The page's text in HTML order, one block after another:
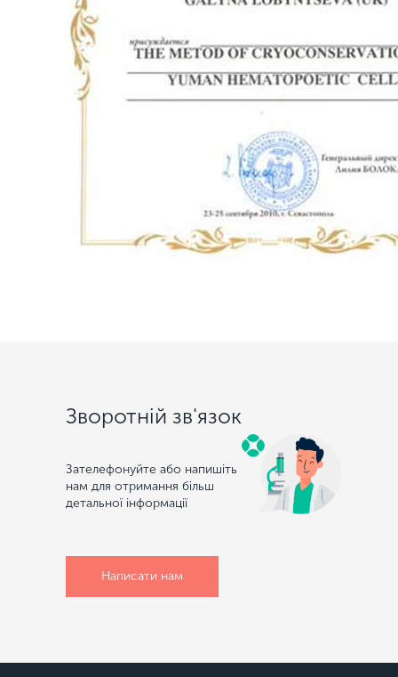
Зворотній зв'язок
Зателефонуйте або напишіть
нам для отримання більш
детальної інформації
Написати нам